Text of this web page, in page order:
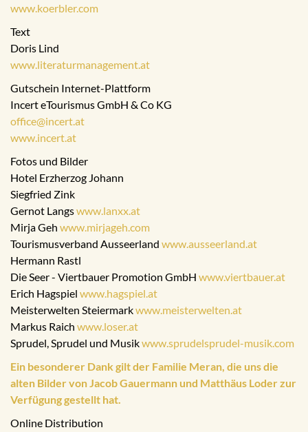
www.koerbler.com
Text
Doris Lind
www.literaturmanagement.at
Gutschein Internet-Plattform
Incert eTourismus GmbH & Co KG
office@incert.at
www.incert.at
Fotos und Bilder
Hotel Erzherzog Johann
Siegfried Zink
Gernot Langswww.lanxx.at
Mirja Geh www.mirjageh.com
Tourismusverband Ausseerland www.ausseerland.at
Hermann Rastl
Die Seer - Viertbauer Promotion GmbH www.viertbauer.at
Erich Hagspiel www.hagspiel.at
Meisterwelten Steiermarkwww.meisterwelten.at
Markus Raich www.loser.at
Sprudel, Sprudel und Musikwww.sprudelsprudel-musik.com
Ein besonderer Dank gilt der Familie Meran, die uns die
alten Bilder von Jacob Gauermann und Matthäus Loder zur
Verfügung gestellt hat.
Online Distribution